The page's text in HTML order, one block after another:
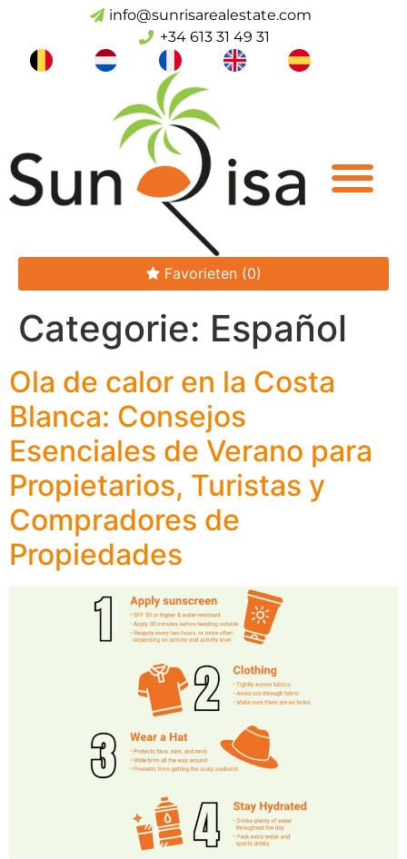
info@sunrisarealestate.com
+34 613 31 49 31
Favorieten (0)
Categorie: Español
Ola de calor en la Costa
Blanca: Consejos
Esenciales de Verano para
Propietarios, Turistas y
Compradores de
Propiedades